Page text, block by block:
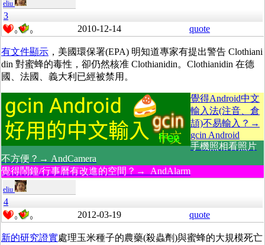
eliu
3
0 0 2010-12-14 quote
有文件顯示 ，美國環保署(EPA) 明知道專家有提出警告 Clothiani
din 對蜜蜂的毒性，卻仍然核准 Clothianidin。Clothianidin 在德
國、法國、義大利已經被禁用。
覺得Android中文
輸入法(注音、倉
頡)不易輸入？→
gcin Android
手機照相看照片
不方便？→ AndCamera
覺得鬧鐘/行事曆有改進的空間？→ AndAlarm
eliu
4
0 0 2012-03-19 quote
新的研究證實處理玉米種子的農藥(殺蟲劑)與蜜蜂的大規模死亡